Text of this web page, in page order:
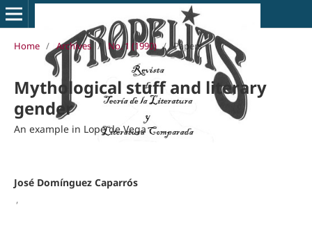
Home / Archives / No. 1 (1990) / Papers
Mythological stuff and literary
gender
An example in Lope de Vega
José Domínguez Caparrós
,